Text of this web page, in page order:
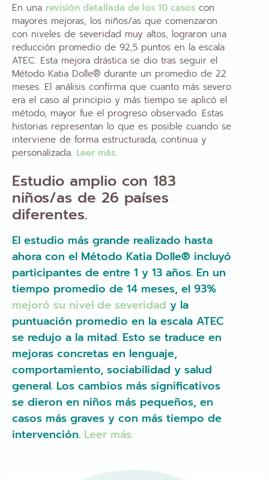
En una revisión detallada de los 10 casos con
mayores mejoras, los niños/as que comenzaron
con niveles de severidad muy altos, lograron una
reducción promedio de 92,5 puntos en la escala
ATEC. Esta mejora drástica se dio tras seguir el
Método Katia Dolle® durante un promedio de 22
meses. El análisis confirma que cuanto más severo
era el caso al principio y más tiempo se aplicó el
método, mayor fue el progreso observado. Estas
historias representan lo que es posible cuando se
interviene de forma estructurada, continua y
personalizada. Leer más.
Estudio amplio con 183
niños/as de 26 países
diferentes.
El estudio más grande realizado hasta
ahora con el Método Katia Dolle® incluyó
participantes de entre 1 y 13 años. En un
tiempo promedio de 14 meses, el 93%
mejoró su nivel de severidad y la
puntuación promedio en la escala ATEC
se redujo a la mitad. Esto se traduce en
mejoras concretas en lenguaje,
comportamiento, sociabilidad y salud
general. Los cambios más significativos
se dieron en niños más pequeños, en
casos más graves y con más tiempo de
intervención. Leer más.